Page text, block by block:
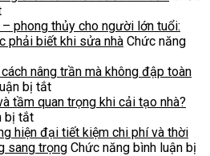
ở
Đổi
công
phòng
trong
nhà
–
từ
kho
phong thủy cho người lớn tuổi:
phải biết khi sửa nhà Chức năng
nâng trần mà không đập toàn
bị tắtở
Cải
trần
thấp
tầm quan trọng khi cải tạo nhà?
bị tắtở
Phá
tường
hiện đại tiết kiệm chi phí và thời
sang trọng Chức năng bình luận bị